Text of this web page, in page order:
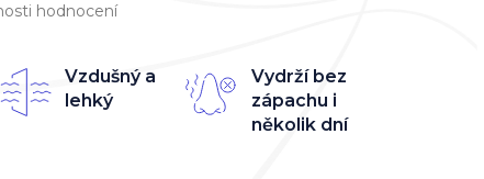
Vzdušný a
lehký
Vydrží bez
zápachu i
několik dní
hodnocení